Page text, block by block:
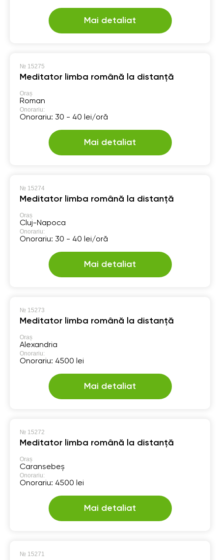
Mai detaliat
№ 15275
Meditator limba română la distanță
Oraș
Roman
Onorariu:
Onorariu: 30 - 40 lei/oră
Mai detaliat
№ 15274
Meditator limba română la distanță
Oraș
Cluj-Napoca
Onorariu:
Onorariu: 30 - 40 lei/oră
Mai detaliat
№ 15273
Meditator limba română la distanță
Oraș
Alexandria
Onorariu:
Onorariu: 4500 lei
Mai detaliat
№ 15272
Meditator limba română la distanță
Oraș
Caransebeș
Onorariu:
Onorariu: 4500 lei
Mai detaliat
№ 15271